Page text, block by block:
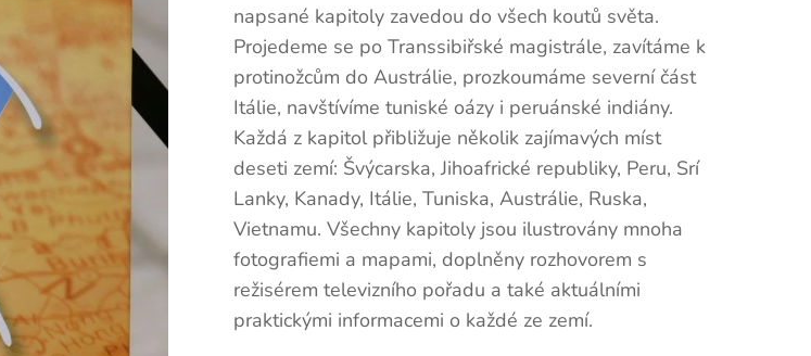
napsané kapitoly zavedou do všech koutů světa.
Projedeme se po Transsibiřské magistrále, zavítáme k
protinožcům do Austrálie, prozkoumáme severní část
Itálie, navštívíme tuniské oázy i peruánské indiány.
Každá z kapitol přibližuje několik zajímavých míst
deseti zemí: Švýcarska, Jihoafrické republiky, Peru, Srí
Lanky, Kanady, Itálie, Tuniska, Austrálie, Ruska,
Vietnamu. Všechny kapitoly jsou ilustrovány mnoha
fotografiemi a mapami, doplněny rozhovorem s
režisérem televizního pořadu a také aktuálními
praktickými informacemi o každé ze zemí.